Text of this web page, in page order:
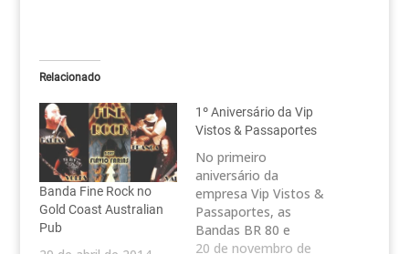
Relacionado
Banda Fine Rock no
Gold Coast Australian
Pub
1º Aniversário da Vip
Vistos & Passaportes
No primeiro
aniversário da
empresa Vip Vistos &
Passaportes, as
Bandas BR 80 e
Kangaroo numa
20 de novembro de